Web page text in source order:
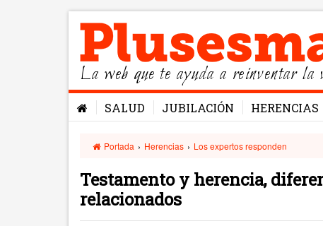
La web que te ayuda a reinventar la
SALUD JUBILACIÓN HERENCIAS
Portada › Herencias › Los expertos responden
Testamento y herencia,
relacionados